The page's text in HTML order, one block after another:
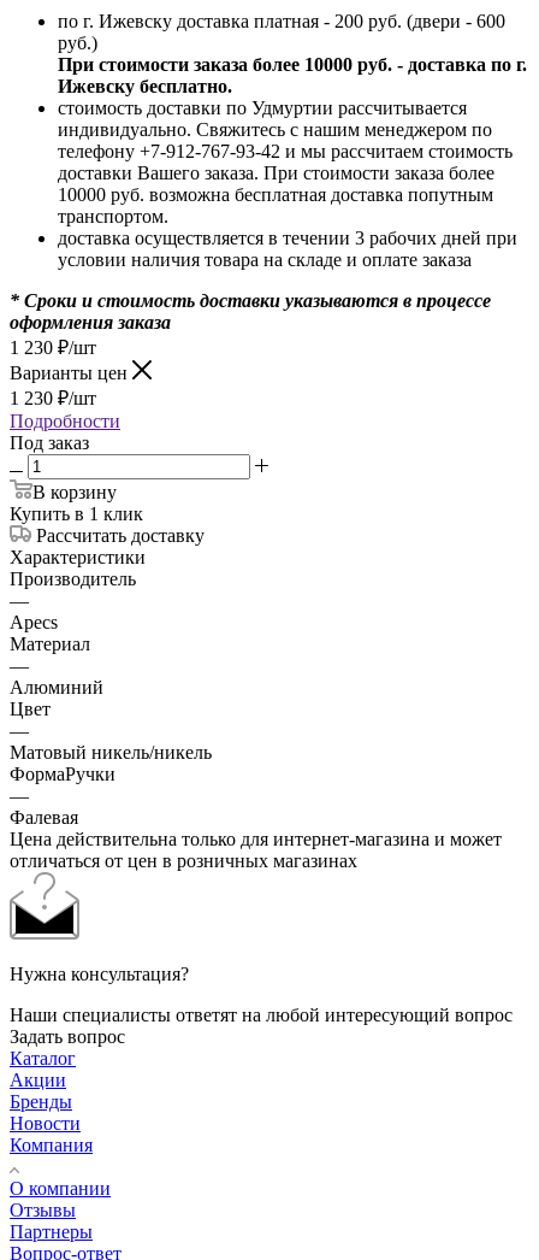
по г. Ижевску доставка платная - 200 руб. (двери - 600
руб.)
При стоимости заказа более 10000 руб. - доставка по г.
Ижевску бесплатно.
стоимость доставки по Удмуртии рассчитывается
индивидуально. Свяжитесь с нашим менеджером по
телефону +7-912-767-93-42 и мы рассчитаем стоимость
доставки Вашего заказа. При стоимости заказа более
10000 руб. возможна бесплатная доставка попутным
транспортом.
доставка осуществляется в течении 3 рабочих дней при
условии наличия товара на складе и оплате заказа
* Сроки и стоимость доставки указываются в процессе
оформления заказа
1 230 ₽/шт
Варианты цен
1 230 ₽/шт
Подробности
Под заказ
В корзину
Купить в 1 клик
Рассчитать доставку
Характеристики
Производитель
—
Apecs
Материал
—
Алюминий
Цвет
—
Матовый никель/никель
ФормаРучки
—
Фалевая
Цена действительна только для интернет-магазина и может
отличаться от цен в розничных магазинах
Нужна консультация?
Наши специалисты ответят на любой интересующий вопрос
Задать вопрос
Каталог
Акции
Бренды
Новости
Компания
О компании
Отзывы
Партнеры
Вопрос-ответ